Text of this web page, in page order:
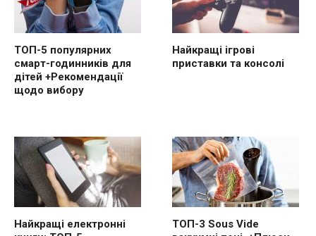
ТОП-5 популярних
смарт-годинників для
дітей +Рекомендації
щодо вибору
Найкращі ігрові
приставки та консолі
Найкращі електронні
ТОП-3 Sous Vide